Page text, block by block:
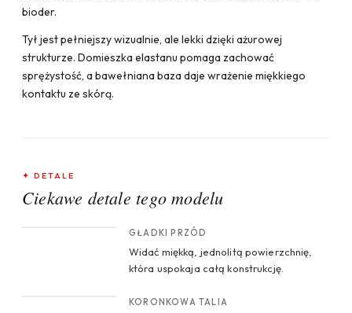
bioder.
Tył jest pełniejszy wizualnie, ale lekki dzięki ażurowej
strukturze. Domieszka elastanu pomaga zachować
sprężystość, a bawełniana baza daje wrażenie miękkiego
kontaktu ze skórą.
✦ DETALE
Ciekawe detale tego modelu
GŁADKI PRZÓD
Widać miękką, jednolitą powierzchnię,
która uspokaja całą konstrukcję.
KORONKOWA TALIA